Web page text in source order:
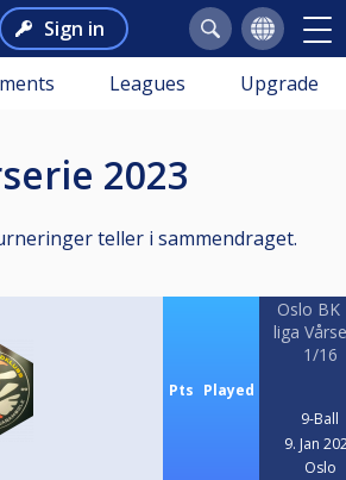
Sign in
Leagues Upgrade
2023
teller i sammendraget.
Pts Played
Oslo BK
liga
1/16
9-Ball
9. Jan
Oslo